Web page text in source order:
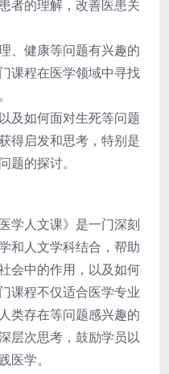
者的理解，改善医患关
、健康等问题有兴趣的
课程在医学领域中寻找
及如何面对生死等问题
得启发和思考，特别是
题的探讨。
学人文课》是一门深刻
和人文学科结合，帮助
会中的作用，以及如何
课程不仅适合医学专业
类存在等问题感兴趣的
层次思考，鼓励学员以
医学。